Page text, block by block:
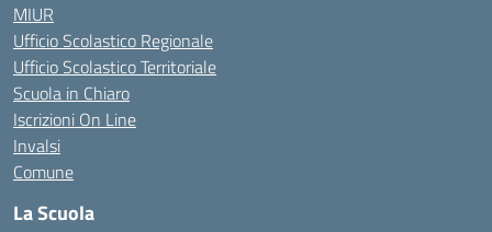
MIUR
Ufficio Scolastico Regionale
Ufficio Scolastico Territoriale
Scuola in Chiaro
Iscrizioni On Line
Invalsi
Comune
La Scuola